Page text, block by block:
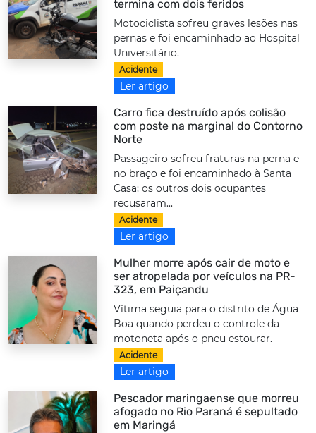
termina com dois feridos
Motociclista sofreu graves lesões nas
pernas e foi encaminhado ao Hospital
Universitário.
Acidente
Ler artigo
Carro fica destruído após colisão
com poste na marginal do Contorno
Norte
Passageiro sofreu fraturas na perna e
no braço e foi encaminhado à Santa
Casa; os outros dois ocupantes
recusaram...
Acidente
Ler artigo
Mulher morre após cair de moto e
ser atropelada por veículos na PR-
323, em Paiçandu
Vítima seguia para o distrito de Água
Boa quando perdeu o controle da
motoneta após o pneu estourar.
Acidente
Ler artigo
Pescador maringaense que morreu
afogado no Rio Paraná é sepultado
em Maringá